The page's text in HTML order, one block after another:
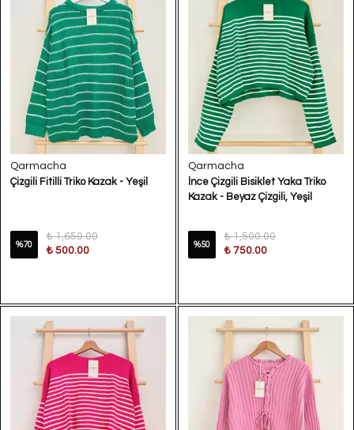
Qarmacha
Çizgili Fitilli Triko Kazak - Yeşil
%70
₺ 1,650.00
₺ 500.00
Qarmacha
İnce Çizgili Bisiklet Yaka Triko
Kazak - Beyaz Çizgili, Yeşil
%50
₺ 1,500.00
₺ 750.00